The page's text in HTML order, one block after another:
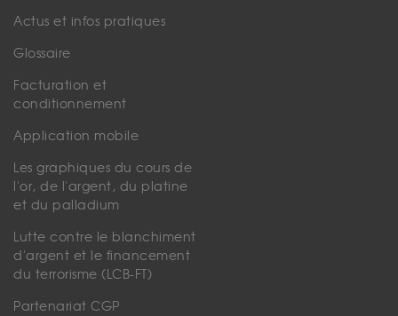
Actus et infos pratiques
Glossaire
Facturation et
conditionnement
Application mobile
Les graphiques du cours de
l'or, de l'argent, du platine
et du palladium
Lutte contre le blanchiment
d'argent et le financement
du terrorisme (LCB-FT)
Partenariat CGP